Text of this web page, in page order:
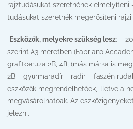
rajztudásukat szeretnének elmélyíteni
tudásukat szeretnék megerősíteni rajzi
Eszközök, melyekre szükség lesz: –
szerint A3 méretben (Fabriano
grafitceruza 2B, 4B, (más márka is
2B – gyurmaradír – radír – faszén
eszközök megrendelhetőek, illetve a
megvásárolhatóak. Az
jelezni.